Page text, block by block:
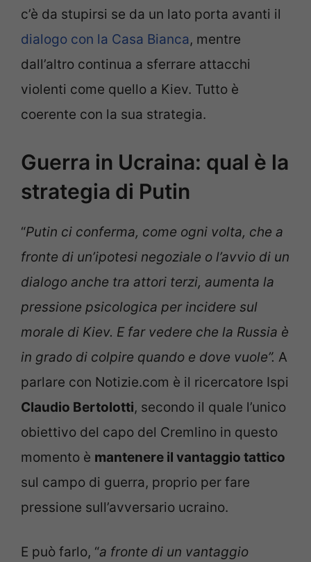
c’è da stupirsi se da un lato porta avanti il
dialogo con la Casa Bianca, mentre
dall’altro continua a sferrare attacchi
violenti come quello a Kiev. Tutto è
coerente con la sua strategia.
Guerra in Ucraina: qual è la
strategia di Putin
“Putin ci conferma, come ogni volta, che a
fronte di un’ipotesi negoziale o l’avvio di un
dialogo anche tra attori terzi, aumenta la
pressione psicologica per incidere sul
morale di Kiev. E far vedere che la Russia è
in grado di colpire quando e dove vuole”. A
parlare con Notizie.com è il ricercatore Ispi
Claudio Bertolotti, secondo il quale l’unico
obiettivo del capo del Cremlino in questo
momento è mantenere il vantaggio tattico
sul campo di guerra, proprio per fare
pressione sull’avversario ucraino.
E può farlo, “a fronte di un vantaggio